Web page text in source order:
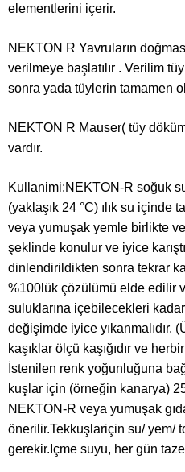
elementlerini içerir.
NEKTON R Yavruların
verilmeye başlatılır . Verilim
sonra yada tüylerin tamamen
NEKTON R Mauser( tüy
vardır.
Kullanimi:NEKTON-R soğuk
(yaklaşık 24 °C) ılık su içinde
veya yumuşak yemle birlikte
şeklinde konulur ve iyice
dinlendirildikten sonra tekrar
%100lük çözülümü elde edilir
suluklarına içebilecekleri
değişimde iyice yıkanmalıdır.
kaşıklar ölçü kaşığıdır ve
İstenilen renk yoğunluğuna
kuşlar için (örneğin kanarya)
NEKTON-R veya yumuşak
önerilir.Tekkuşlariçin su/ yem/
gerekir.Içme suyu, her gün